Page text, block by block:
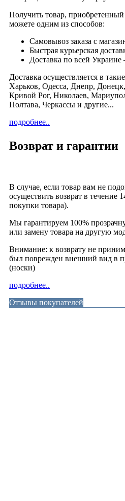
Получить товар,
можете одним из способов:
Cамовывоз заказа с
Быстрая курьерская
Доставка по всей
Доставка осуществляется в
Харьков, Одесса, Днепр,
Кривой Рог, Николаев,
Полтава, Черкассы и другие...
подробнее..
Возврат и гарантии
В случае, если товар вам не
осуществить возврат в течение
покупки товара).
Мы гарантируем 100%
или замену товара на другую
Внимание: к возврату не
был поврежден внешний вид в
(носки)
подробнее..
Отзывы покупателей